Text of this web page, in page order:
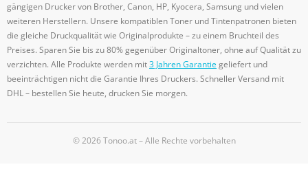
gängigen Drucker von Brother, Canon, HP, Kyocera, Samsung und vielen
weiteren Herstellern. Unsere kompatiblen Toner und Tintenpatronen bieten
die gleiche Druckqualität wie Originalprodukte – zu einem Bruchteil des
Preises. Sparen Sie bis zu 80% gegenüber Originaltoner, ohne auf Qualität zu
verzichten. Alle Produkte werden mit3 Jahren Garantiegeliefert und
beeinträchtigen nicht die Garantie Ihres Druckers. Schneller Versand mit
DHL – bestellen Sie heute, drucken Sie morgen.
© 2026 Tonoo.at – Alle Rechte vorbehalten